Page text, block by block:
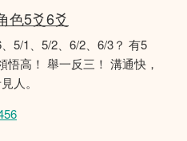
色5爻6爻
5/1、5/2、6/2、6/3？ 有5
高！ 舉一反三！ 溝通快，
人。